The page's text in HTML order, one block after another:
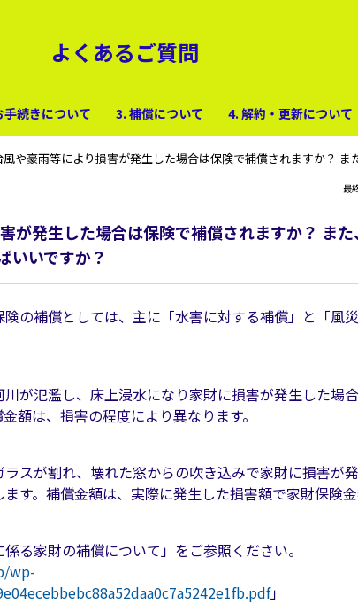
よくあるご質問
手続きについて 3. 補償について 4. 解約・更新について
や豪雨等により損害が発生した場合は保険で補償されますか？ ま
最
が発生した場合は保険で補償されますか？ ま
いいですか？
の補償としては、主に「水害に対する補償」と「風
が氾濫し、床上浸水になり家財に損害が発生した場
額は、損害の程度により異なります。
スが割れ、壊れた窓からの吹き込みで家財に損害が
す。補償金額は、実際に発生した損害額で家財保険
る家財の補償について」をご参照ください。
wp-
」